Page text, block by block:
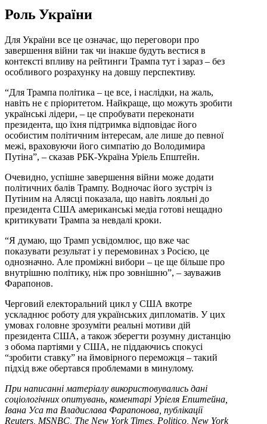
Роль України
Для України все це означає, що переговори про
завершення війни так чи інакше будуть вестися в
контексті впливу на рейтинги Трампа тут і зараз – без
особливого розрахунку на довшу перспективу.
“Для Трампа політика – це все, і наслідки, на жаль,
навіть не є пріоритетом. Найкраще, що можуть зробити
українські лідери, – це спробувати переконати
президента, що їхня підтримка відповідає його
особистим політичним інтересам, але лише до певної
межі, враховуючи його симпатію до Володимира
Путіна”, – сказав РБК-Україна Уріель Епштейн.
Очевидно, успішне завершення війни може додати
політичних балів Трампу. Водночас його зустріч із
Путіним на Алясці показала, що навіть лояльні до
президента США американські медіа готові нещадно
критикувати Трампа за невдалі кроки.
“Я думаю, що Трамп усвідомлює, що вже час
показувати результат і у перемовинах з Росією, це
однозначно. Але проміжні вибори – це ще більше про
внутрішню політику, ніж про зовнішню”, – зауважив
Фарапонов.
Черговий електоральний цикл у США вкотре
ускладнює роботу для українських дипломатів. У цих
умовах головне зрозуміти реальні мотиви дій
президента США, а також зберегти розумну дистанцію
з обома партіями у США, не піддаючись спокусі
“зробити ставку” на ймовірного переможця – такий
підхід вже обертався проблемами в минулому.
При написанні матеріалу використовувались дані
соціологічних опитувань, коментарі Уріеля Епштейна,
Івана Уса та Владислава Фарапонова, публікації
Reuters, MSNBC, The New York Times, Politico, New York